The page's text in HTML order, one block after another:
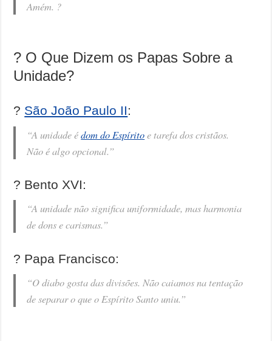
Amém. ?
? O Que Dizem os Papas Sobre a
Unidade?
?️ São João Paulo II:
“A unidade édom do Espíritoe tarefa dos cristãos.
Não é algo opcional.”
?️ Bento XVI:
“A unidade não significa uniformidade, mas harmonia
de dons e carismas.”
?️ Papa Francisco:
“O diabo gosta das divisões. Não caiamos na tentação
de separar o que o Espírito Santo uniu.”